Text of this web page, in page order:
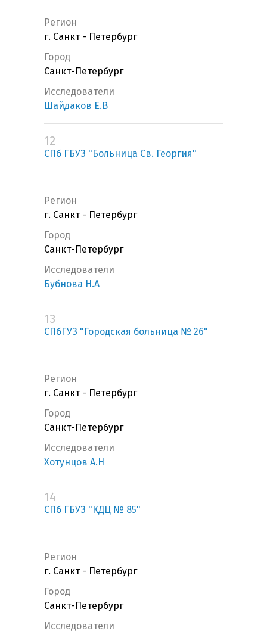
Регион
г. Санкт - Петербург
Город
Санкт-Петербург
Исследователи
Шайдаков Е.В
12
СПб ГБУЗ "Больница Св. Георгия"
Регион
г. Санкт - Петербург
Город
Санкт-Петербург
Исследователи
Бубнова Н.А
13
СПбГУЗ "Городская больница № 26"
Регион
г. Санкт - Петербург
Город
Санкт-Петербург
Исследователи
Хотунцов А.Н
14
СПб ГБУЗ "КДЦ № 85"
Регион
г. Санкт - Петербург
Город
Санкт-Петербург
Исследователи